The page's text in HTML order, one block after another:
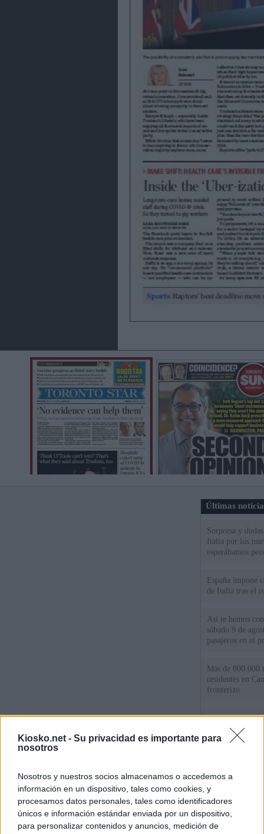
Kiosko.net - Su privacidad es importante para
nosotros
Nosotros y nuestros socios almacenamos o accedemos a
información en un dispositivo, tales como cookies, y
procesamos datos personales, tales como identificadores
únicos e información estándar enviada por un dispositivo,
para personalizar contenidos y anuncios, medición de
Últimas
Sorpresa y
Italia por los
esperábamos
España impone
de Italia tras el
Así te hemos
sábado 9 de
pasajeros en el
Más de 800.000
residentes en
fronterizo
Qué hay detrás
España por la
algo"
© Kiosko.net Aviso Legal Privacidad y Cookies